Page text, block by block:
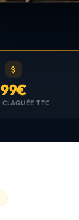
99€
CLAQUÉE TTC